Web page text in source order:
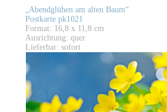
„Abendglühen am alten Baum“
Postkarte pk1021
Format: 16,8 x 11,8 cm
Ausrichtung: quer
Lieferbar: sofort